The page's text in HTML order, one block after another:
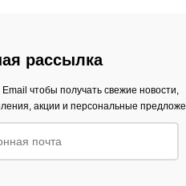
рассылка
Email чтобы получать свежие новости,
акции и персональные